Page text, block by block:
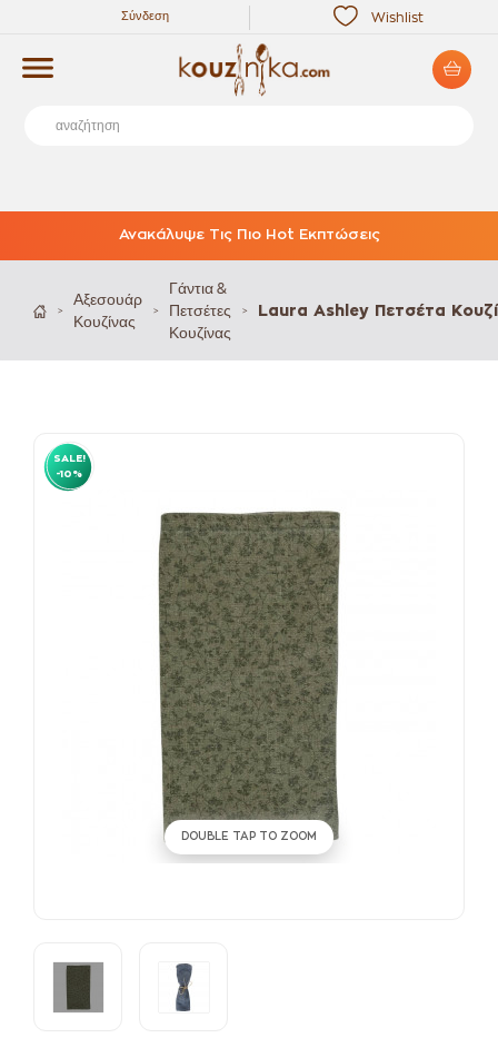
Wishlist
Σύνδεση
Ανακάλυψε Τις Πιο Hot Εκπτώσεις
>
Αξεσουάρ
Κουζίνας
>
Γάντια &
Πετσέτες
Κουζίνας
> Laura Ashley Πετσέτα
SALE!
-10%
DOUBLE TAP TO ZOOM